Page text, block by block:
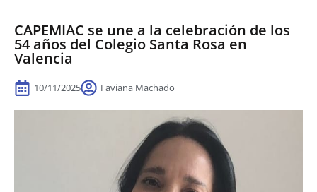
CAPEMIAC se une a la celebración de los
54 años del Colegio Santa Rosa en
Valencia
10/11/2025 Faviana Machado